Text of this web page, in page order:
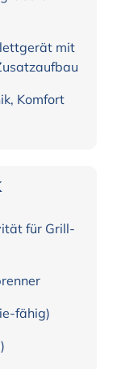
mit
Komfort
für Grill-
fähig)